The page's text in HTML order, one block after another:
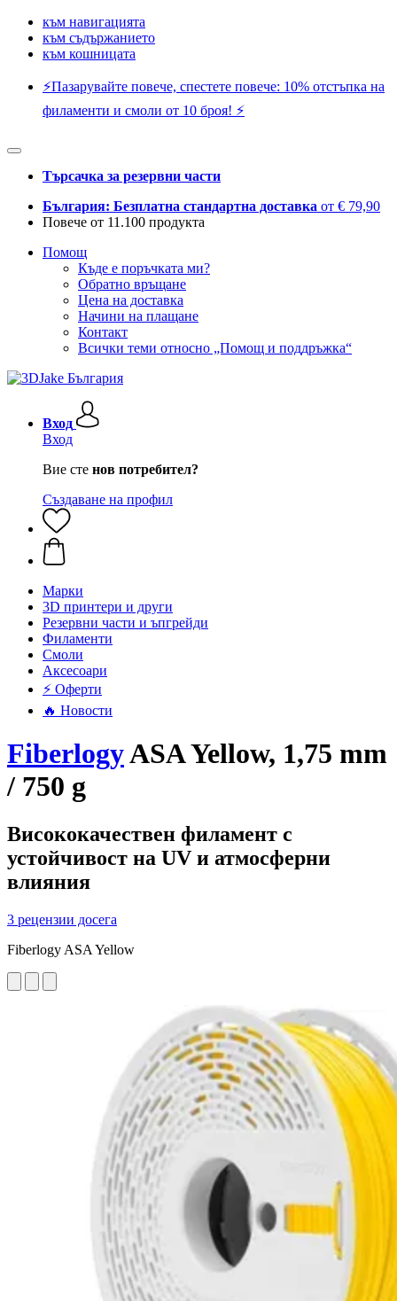
към навигацията
към съдържанието
към кошницата
⚡️Пазарувайте повече, спестете повече: 10% отстъпка на
филаменти и смоли от 10 броя! ⚡️
Търсачка за резервни части
България: Безплатна стандартна доставка от € 79,90
Повече от 11.100 продукта
Помощ
Къде е поръчката ми?
Обратно връщане
Цена на доставка
Начини на плащане
Контакт
Всички теми относно „Помощ и поддръжка“
Вход
Вход
Вие сте нов потребител?
Създаване на профил
Mарки
3D принтери и други
Резервни части и ъпгрейди
Филаменти
Смоли
Аксесоари
⚡ Оферти
🔥 Новости
FiberlogyASA Yellow, 1,75 mm
/ 750 g
Висококачествен филамент с
устойчивост на UV и атмосферни
влияния
3 рецензии досега
Fiberlogy ASA Yellow